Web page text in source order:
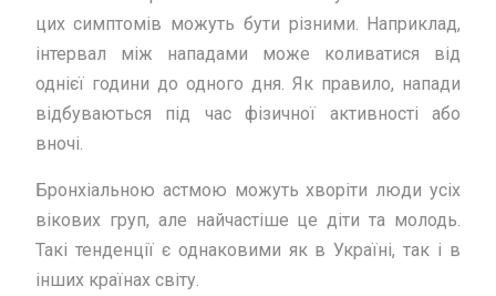
цих симптомів можуть бути різними. Наприклад,
інтервал між нападами може коливатися від
однієї години до одного дня. Як правило, напади
відбуваються під час фізичної активності або
вночі.
Бронхіальною астмою можуть хворіти люди усіх
вікових груп, але найчастіше це діти та молодь.
Такі тенденції є однаковими як в Україні, так і в
інших країнах світу.